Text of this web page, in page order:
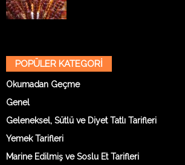
POPÜLER KATEGORİ
Okumadan Geçme
Genel
Geleneksel, Sütlü ve Diyet Tatlı Tarifleri
Yemek Tarifleri
Marine Edilmiş ve Soslu Et Tarifleri